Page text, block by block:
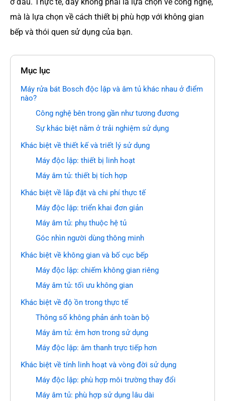
mà là lựa chọn về cách thiết bị phù hợp với không gian
bếp và thói quen sử dụng của bạn.
Mục lục
Máy rửa bát Bosch độc lập và âm tủ khác nhau ở điểm
nào?
Công nghệ bên trong gần như tương đương
Sự khác biệt nằm ở trải nghiệm sử dụng
Khác biệt về thiết kế và triết lý sử dụng
Máy độc lập: thiết bị linh hoạt
Máy âm tủ: thiết bị tích hợp
Khác biệt về lắp đặt và chi phí thực tế
Máy độc lập: triển khai đơn giản
Máy âm tủ: phụ thuộc hệ tủ
Góc nhìn người dùng thông minh
Khác biệt về không gian và bố cục bếp
Máy độc lập: chiếm không gian riêng
Máy âm tủ: tối ưu không gian
Khác biệt về độ ồn trong thực tế
Thông số không phản ánh toàn bộ
Máy âm tủ: êm hơn trong sử dụng
Máy độc lập: âm thanh trực tiếp hơn
Khác biệt về tính linh hoạt và vòng đời sử dụng
Máy độc lập: phù hợp môi trường thay đổi
Máy âm tủ: phù hợp sử dụng lâu dài